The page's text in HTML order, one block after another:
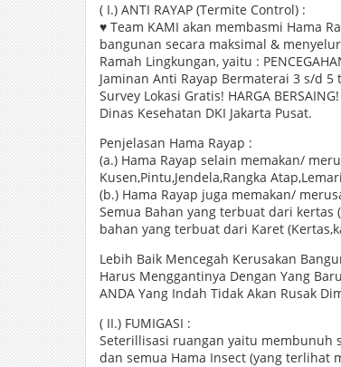
( I.) ANTI RAYAP (Termite Control) :
♥ Team KAMI akan membasmi Hama
bangunan secara maksimal &
Ramah Lingkungan, yaitu :
Jaminan Anti Rayap Bermaterai 3 s/d 5
Survey Lokasi Gratis! HARGA
Dinas Kesehatan DKI Jakarta Pusat.
Penjelasan Hama Rayap :
(a.) Hama Rayap selain memakan/
Kusen,Pintu,Jendela,Rangka
(b.) Hama Rayap juga memakan/
Semua Bahan yang terbuat dari kertas
bahan yang terbuat dari Karet
Lebih Baik Mencegah Kerusakan
Harus Menggantinya Dengan Yang
ANDA Yang Indah Tidak Akan Rusak
( II.) FUMIGASI :
Seterillisasi ruangan yaitu membunuh
dan semua Hama Insect (yang terlihat